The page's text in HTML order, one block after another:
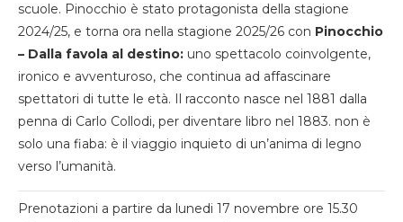
scuole. Pinocchio è stato protagonista della stagione
2024/25, e torna ora nella stagione 2025/26 con Pinocchio
– Dalla favola al destino: uno spettacolo coinvolgente,
ironico e avventuroso, che continua ad affascinare
spettatori di tutte le età. Il racconto nasce nel 1881 dalla
penna di Carlo Collodi, per diventare libro nel 1883. non è
solo una fiaba: è il viaggio inquieto di un’anima di legno
verso l’umanità.
Prenotazioni a partire da lunedi 17 novembre ore 15.30